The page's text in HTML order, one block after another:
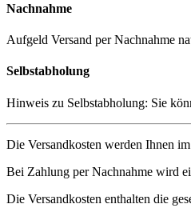
Nachnahme
Aufgeld Versand per Nachnahme
Selbstabholung
Hinweis zu Selbstabholung: Sie
Die Versandkosten werden Ihnen
Bei Zahlung per Nachnahme wird
Die Versandkosten enthalten die